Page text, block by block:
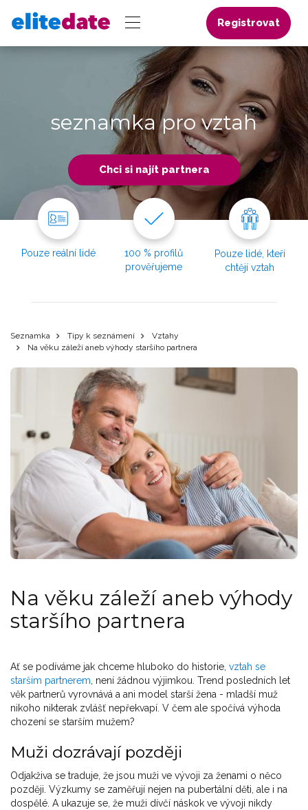
Registrovat
seznamka pro vztah
Chci si najít partnera
Pouze reální lidé
100 % profilů
prověřujeme
Pouze lidé, kteří
chtějí vztah
Seznamka Tipy k seznámení
Vztahy
Na věku záleží aneb výhody staršího partnera
Na věku záleží aneb výhody
staršího partnera
Ať se podíváme jak chceme hluboko do historie, vztah se
starším partnerem , není žádnou výjimkou. Trend posledních let
věk partnerů vyrovnává a ani model starší žena - mladší muž
nikoho nikterak zvlášť nepřekvapí. V čem ale spočívá výhoda
chození se starším mužem?
Muži dozrávají později
Odjakživa se traduje, že jsou muži ve vývoji za ženami o něco
později. Výzkumy se zaměřují nejen na pubertální děti, ale i na
dospělé. A ukazuje se, že muži dívčí náskok ve vývoji nikdy